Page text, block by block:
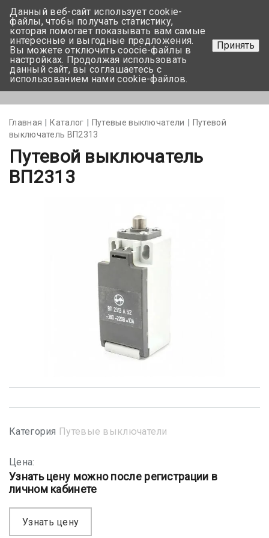
+375 17-350-99-56
+375 44-752-82-08
Задать вопрос
Главная Каталог Путевые выключатели
Путевой
выключатель ВП2313
Путевой выключатель
ВП2313
Категория Путевые выключатели
Цена:
Узнать цену можно после регистрации в
личном кабинете
Узнать цену
Данный веб-сайт использует cookie-
файлы, чтобы получать статистику,
которая помогает показывать вам самые
интересные и выгодные предложения.
Вы можете отключить coocie-файлы в
настройках. Продолжая использовать
данный сайт, вы соглашаетесь с
использованием нами cookie-файлов.
Принять